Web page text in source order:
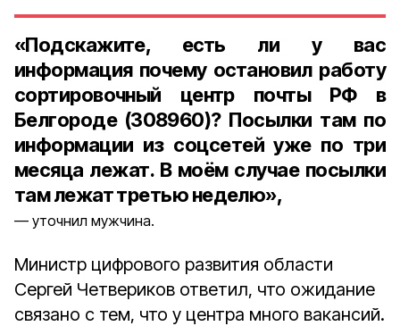
«Подскажите, есть ли у вас
информация почему остановил работу
сортировочный центр почты РФ в
Белгороде (308960)? Посылки там по
информации из соцсетей уже по три
месяца лежат. В моём случае посылки
там лежат третью неделю»,
уточнил мужчина.
Министр цифрового развития области
Сергей Четвериков ответил, что ожидание
связано с тем, что у центра много вакансий.